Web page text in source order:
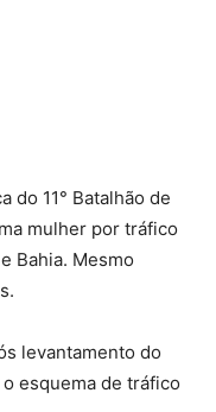
do 11° Batalhão de
mulher por tráfico
Bahia. Mesmo
levantamento do
esquema de tráfico